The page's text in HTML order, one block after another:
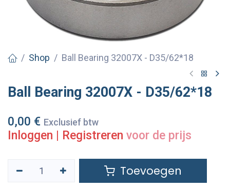
Shop Ball Bearing 32007X - D35/62*18
Ball Bearing 32007X - D35/62*18
0,00 € Exclusief btw
Inloggen Registreren voor de prijs
Toevoegen